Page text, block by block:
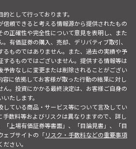
として行っております。
信頼できると考える情報源から提供されたもの
の正確性や完全性について意見を表明し、また
有価証券の購入、売却、デリバティブ取引、
るものではありません。また、過去の実績や予
するものではございません。提供する情報等は
予告なしに変更または削除されることがござい
容に依拠してお客様が取った行動の結果に対し
ん。投資にかかる最終決定は、お客様ご自身の
たします。
している商品・サービス等について言及してい
手数料等およびリスクは異なりますので、詳し
「上場有価証券等書面」、「目論見書」、「目
ェブサイトの「リスク・手数料などの重要事項
さい。